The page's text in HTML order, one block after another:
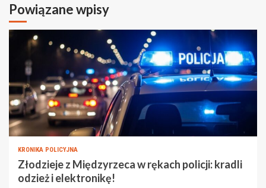
Powiązane wpisy
KRONIKA POLICYJNA
Złodzieje z Międzyrzeca w rękach policji: kradli
odzież i elektronikę!